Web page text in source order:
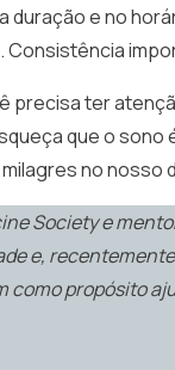
duração e no
Consistência
precisa ter
que o sono
no nosso
Society e
e,
propósito